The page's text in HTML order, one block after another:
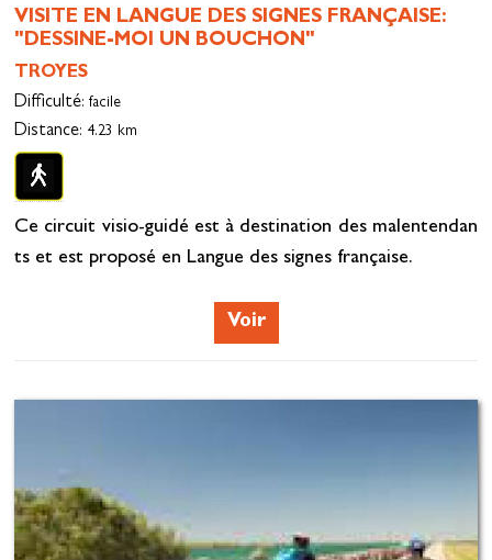
VISITE EN LANGUE DES SIGNES FRANÇAISE:
"DESSINE-MOI UN BOUCHON"
TROYES
Difficulté: facile
Distance: 4.23 km
Ce circuit visio-guidé est à destination des malentendan
ts et est proposé en Langue des signes française.
Voir